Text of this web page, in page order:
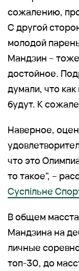
сожалению,
С другой
молодой
Мандзин –
достойное.
думали, что
будут. К
Наверное,
что это
то такое", –
Суспільне
В общем
Мандзина на
личные
топ-30, до